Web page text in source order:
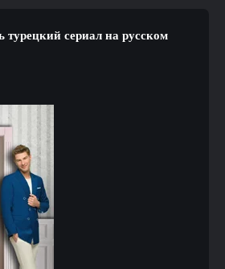
турецкий сериал на русском